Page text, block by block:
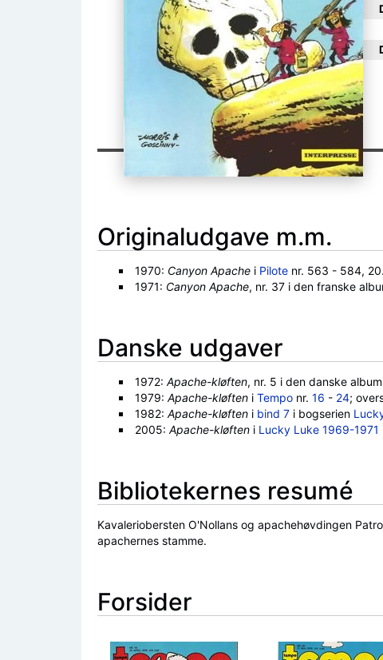
Originaludgave m.m.
1970: Canyon Apachei Pilotenr. 563 - 584,
1971: Canyon Apache, nr. 37 i den franske
Danske udgaver
1972: Apache-kløften, nr. 5 i den danske
1979: Apache-kløfteni Temponr. 16 - 24;
1982: Apache-kløfteni bind 7i bogserien
2005: Apache-kløfteni Lucky Luke 1969-1971
Bibliotekernes resumé
Kavaleriobersten O'Nollans og apachehøvdingen
apachernes stamme.
Forsider